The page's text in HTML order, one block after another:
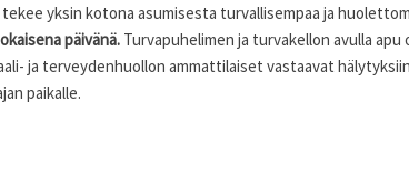
yksin kotona asumisesta turvallisempaa ja
päivänä. Turvapuhelimen ja turvakellon avulla
ja terveydenhuollon ammattilaiset vastaavat
paikalle.